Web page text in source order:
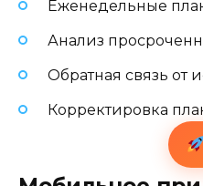
Еженедельные
Анализ
Обратная связь от
Корректировка